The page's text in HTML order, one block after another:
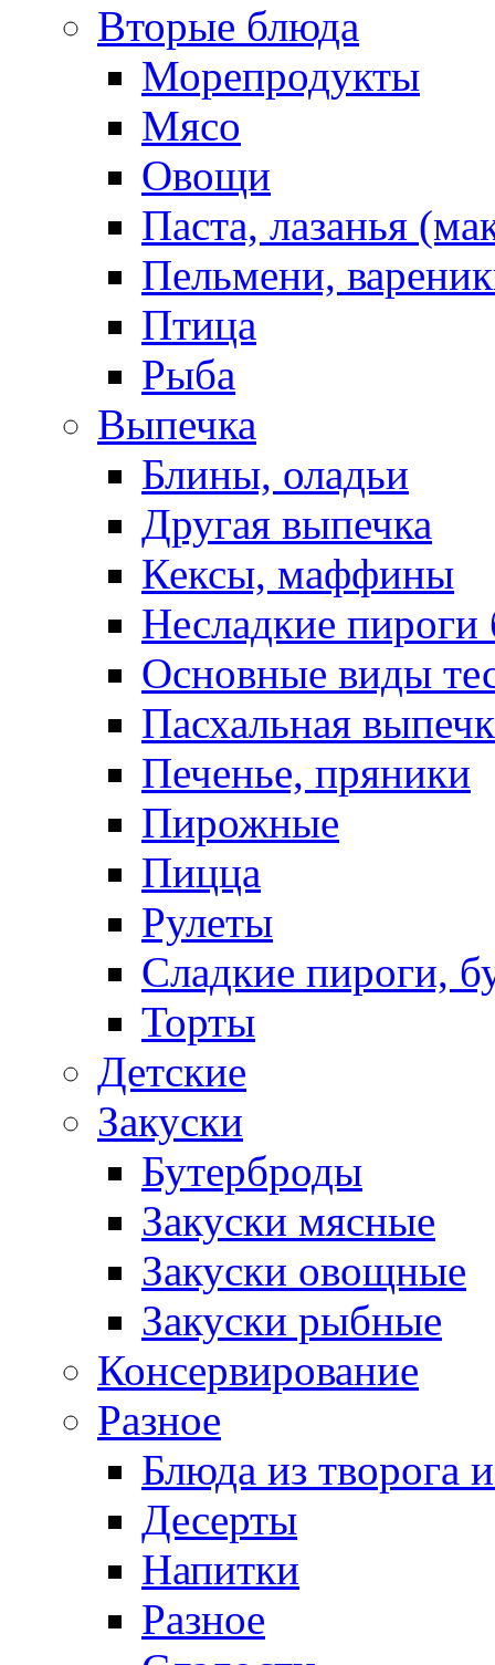
Вторые блюда
Морепродукты
Мясо
Овощи
Паста, лазанья
Пельмени,
Птица
Рыба
Выпечка
Блины, оладьи
Другая выпечка
Кексы, маффины
Несладкие пироги
Основные виды
Пасхальная
Печенье, пряники
Пирожные
Пицца
Рулеты
Сладкие пироги,
Торты
Детские
Закуски
Бутерброды
Закуски мясные
Закуски овощные
Закуски рыбные
Консервирование
Разное
Блюда из творога
Десерты
Напитки
Разное